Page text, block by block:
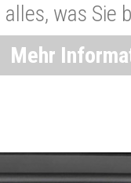
alles, was Sie
Mehr